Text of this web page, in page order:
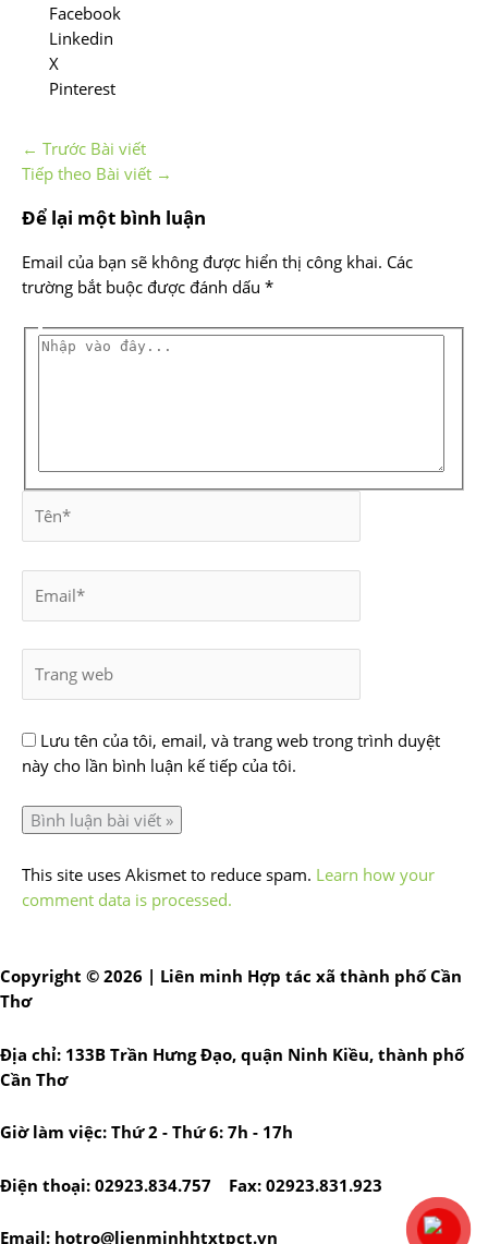
Facebook
Linkedin
X
Pinterest
← Trước Bài viết
Tiếp theo Bài viết →
Để lại một bình luận
Email của bạn sẽ không được hiển thị công khai. Các
trường bắt buộc được đánh dấu *
Lưu tên của tôi, email, và trang web trong trình duyệt
này cho lần bình luận kế tiếp của tôi.
This site uses Akismet to reduce spam. Learn how your
comment data is processed.
Copyright © 2026 | Liên minh Hợp tác xã thành phố Cần
Thơ
Địa chỉ: 133B Trần Hưng Đạo, quận Ninh Kiều, thành phố
Cần Thơ
Giờ làm việc: Thứ 2 - Thứ 6: 7h - 17h
Điện thoại: 02923.834.757 Fax: 02923.831.923
Email: hotro@lienminhhtxtpct.vn